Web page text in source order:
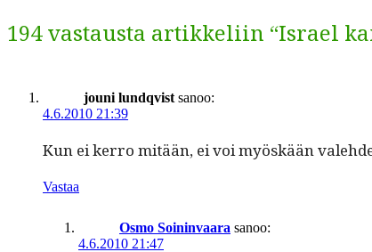
194 vastausta artikkeliin “Israel
jouni lundqvist sanoo:
4.6.2010 21:39
Kun ei ker­ro mitään, ei voi myöskään
Vastaa
Osmo Soininvaara sanoo:
4.6.2010 21:47